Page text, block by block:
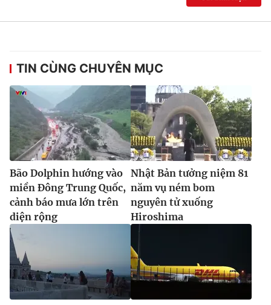
TIN CÙNG CHUYÊN MỤC
Bão Dolphin hướng vào
miền Đông Trung Quốc,
cảnh báo mưa lớn trên
diện rộng
Nhật Bản tưởng niệm 81
năm vụ ném bom
nguyên tử xuống
Hiroshima